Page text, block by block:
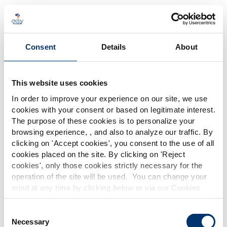
Consent Details About
This website uses cookies
In order to improve your experience on our site, we use
cookies with your consent or based on legitimate interest.
The purpose of these cookies is to personalize your
browsing experience, , and also to analyze our traffic. By
clicking on 'Accept cookies', you consent to the use of all
cookies placed on the site. By clicking on 'Reject
cookies', only those cookies strictly necessary for the
operation of the site will be used. You can change your
mind at any time by clicking below or via our Cookies
Policy.
social media, advertising and traffic analysis partners,
Selection
Necessary
Please select your market
Global USA
This website is intended exclusively for
professional clients in the the health,
pharmaceutical and food supplement
information is accessible in several
Hericium erinaceus